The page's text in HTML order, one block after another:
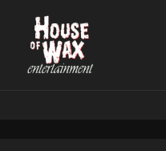
House of Wax